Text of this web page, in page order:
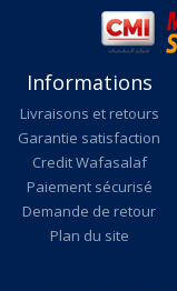
Informations
Livraisons et retours
Garantie satisfaction
Credit Wafasalaf
Paiement sécurisé
Demande de retour
Plan du site